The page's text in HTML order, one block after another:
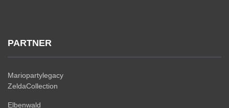
PARTNER
Mariopartylegacy
ZeldaCollection
Elbenwald